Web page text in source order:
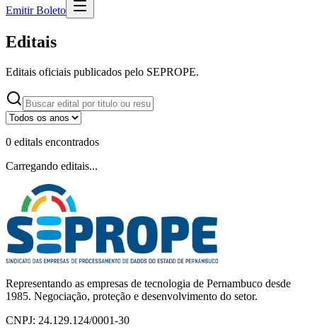
Emitir Boleto
Editais
Editais oficiais publicados pelo SEPROPE.
0 editals encontrados
Carregando editais...
Representando as empresas de tecnologia de Pernambuco desde
1985. Negociação, proteção e desenvolvimento do setor.
CNPJ: 24.129.124/0001-30